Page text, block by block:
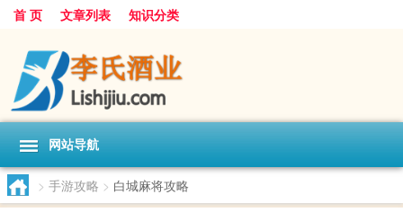
首 页 文章列表 知识分类
网站导航
> 手游攻略 > 白城麻将攻略